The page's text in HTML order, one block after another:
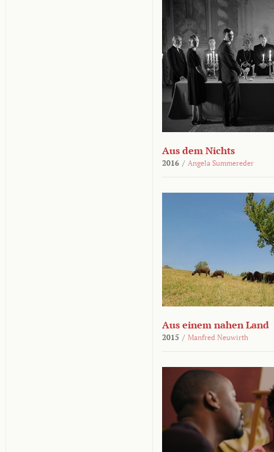
Aus dem Nichts
2016 / Angela Summereder
Aus einem nahen Land
2015 / Manfred Neuwirth